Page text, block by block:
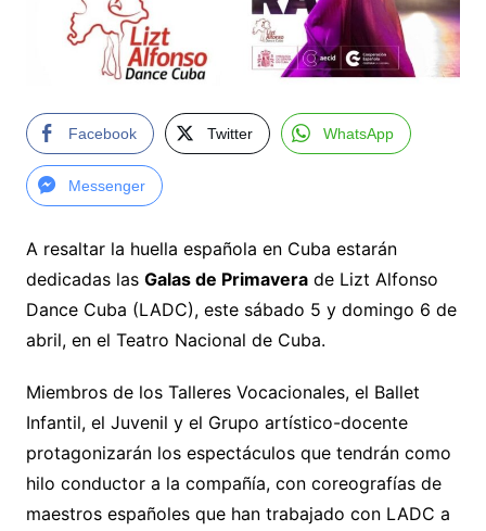
Facebook Twitter WhatsApp
Messenger
A resaltar la huella española en Cuba estarán
dedicadas las Galas de Primaverade Lizt Alfonso
Dance Cuba (LADC), este sábado 5 y domingo 6 de
abril, en el Teatro Nacional de Cuba.
Miembros de los Talleres Vocacionales, el Ballet
Infantil, el Juvenil y el Grupo artístico-docente
protagonizarán los espectáculos que tendrán como
hilo conductor a la compañía, con coreografías de
maestros españoles que han trabajado con LADC a